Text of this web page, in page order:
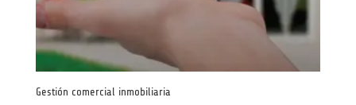
Gestión comercial inmobiliaria